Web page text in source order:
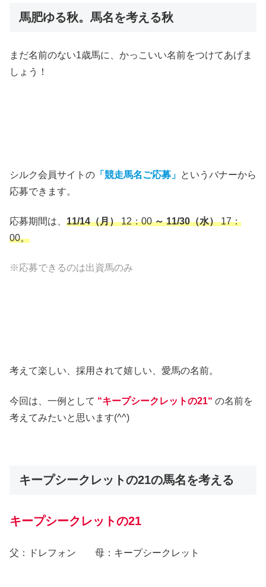
馬肥ゆる秋。馬名を考える秋
まだ名前のない1歳馬に、かっこいい名前をつけてあげま
しょう！
シルク会員サイトの 「競走馬名ご応募」 というバナーから
応募できます。
応募期間は、 11/14（月）12：00～ 11/30（水）17：
00。
※応募できるのは出資馬のみ
考えて楽しい、採用されて嬉しい、愛馬の名前。
今回は、一例として “キープシークレットの21“ の名前を
考えてみたいと思います(^^)
キープシークレットの21の馬名を考える
キープシークレットの21
父：ドレフォン 母：キープシークレット